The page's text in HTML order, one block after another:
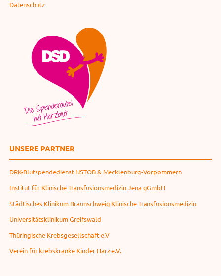
Datenschutz
UNSERE PARTNER
DRK-Blutspendedienst NSTOB & Mecklenburg-Vorpommern
Institut für Klinische Transfusionsmedizin Jena gGmbH
Städtisches Klinikum Braunschweig Klinische Transfusionsmedizin
Universitätsklinikum Greifswald
Thüringische Krebsgesellschaft e.V
Verein für krebskranke Kinder Harz e.V.